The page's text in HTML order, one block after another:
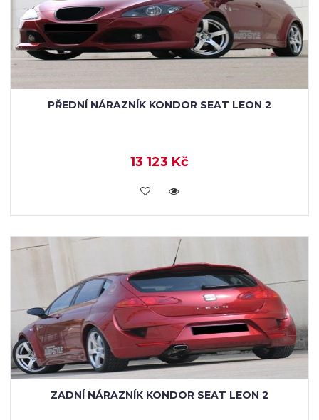
PŘEDNÍ NÁRAZNÍK KONDOR SEAT LEON 2
13 123 Kč
KOUPIT
ZADNÍ NÁRAZNÍK KONDOR SEAT LEON 2